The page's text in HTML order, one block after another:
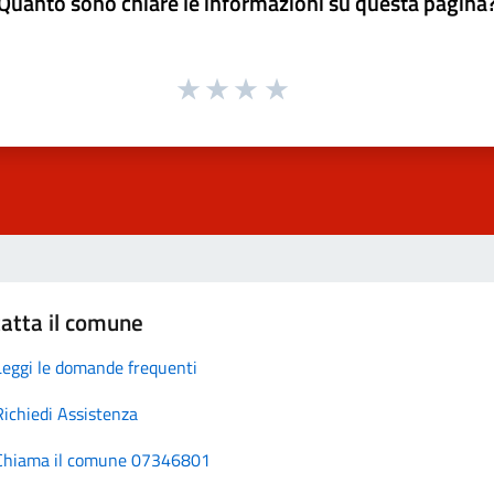
il comune
le domande frequenti
Assistenza
il comune 07346801